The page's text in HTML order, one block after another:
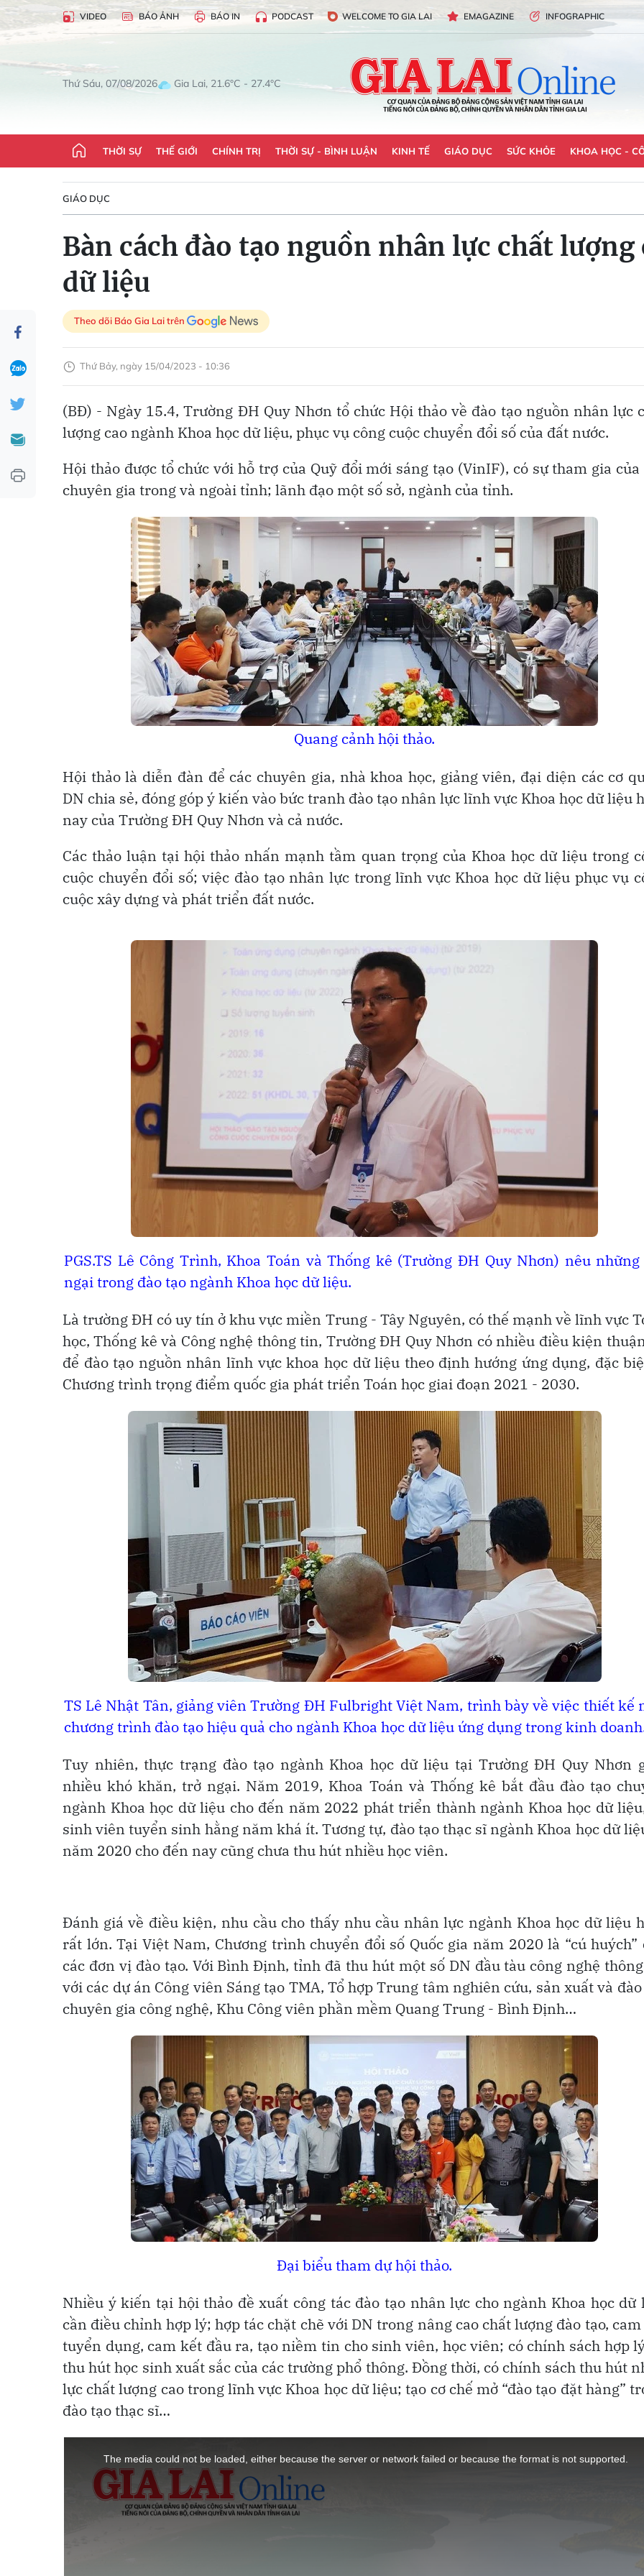
VIDEO BÁO ẢNH BÁO IN PODCAST WELCOME TO GIA LAI EMAGAZINE INFOGRAPHIC
Thứ Sáu, 07/08/2026 Gia Lai, 21.6°C - 27.4°C
THỜI SỰ THẾ GIỚI CHÍNH TRỊ THỜI SỰ - BÌNH LUẬN KINH TẾ GIÁO DỤC SỨC KHỎE KHOA HỌC -
GIÁO DỤC
Bàn cách đào tạo nguồn nhân lực chất lượng
dữ liệu
Theo dõi Báo Gia Lai trên
Thứ Bảy, ngày 15/04/2023 - 10:36
(BĐ) - Ngày 15.4, Trường ĐH Quy Nhơn tổ chức Hội thảo về đào tạo nguồn nhân lực
lượng cao ngành Khoa học dữ liệu, phục vụ công cuộc chuyển đổi số của đất nước.
Hội thảo được tổ chức với hỗ trợ của Quỹ đổi mới sáng tạo (VinIF), có sự tham gia của
chuyên gia trong và ngoài tỉnh; lãnh đạo một số sở, ngành của tỉnh.
Quang cảnh hội thảo.
Hội thảo là diễn đàn để các chuyên gia, nhà khoa học, giảng viên, đại diện các cơ
DN chia sẻ, đóng góp ý kiến vào bức tranh đào tạo nhân lực lĩnh vực Khoa học dữ liệu
nay của Trường ĐH Quy Nhơn và cả nước.
Các thảo luận tại hội thảo nhấn mạnh tầm quan trọng của Khoa học dữ liệu trong
cuộc chuyển đổi số; việc đào tạo nhân lực trong lĩnh vực Khoa học dữ liệu phục vụ
cuộc xây dựng và phát triển đất nước.
PGS.TS Lê Công Trình, Khoa Toán và Thống kê (Trường ĐH Quy Nhơn) nêu
ngại trong đào tạo ngành Khoa học dữ liệu.
Là trường ĐH có uy tín ở khu vực miền Trung - Tây Nguyên, có thế mạnh về lĩnh vực
học, Thống kê và Công nghệ thông tin, Trường ĐH Quy Nhơn có nhiều điều kiện
để đào tạo nguồn nhân lĩnh vực khoa học dữ liệu theo định hướng ứng dụng, đặc
Chương trình trọng điểm quốc gia phát triển Toán học giai đoạn 2021 - 2030.
TS Lê Nhật Tân, giảng viên Trường ĐH Fulbright Việt Nam, trình bày về việc thiết kế
chương trình đào tạo hiệu quả cho ngành Khoa học dữ liệu ứng dụng trong kinh
Tuy nhiên, thực trạng đào tạo ngành Khoa học dữ liệu tại Trường ĐH Quy Nhơn
nhiều khó khăn, trở ngại. Năm 2019, Khoa Toán và Thống kê bắt đầu đào tạo
ngành Khoa học dữ liệu cho đến năm 2022 phát triển thành ngành Khoa học dữ
sinh viên tuyển sinh hằng năm khá ít. Tương tự, đào tạo thạc sĩ ngành Khoa học dữ
năm 2020 cho đến nay cũng chưa thu hút nhiều học viên.
Đánh giá về điều kiện, nhu cầu cho thấy nhu cầu nhân lực ngành Khoa học dữ liệu
rất lớn. Tại Việt Nam, Chương trình chuyển đổi số Quốc gia năm 2020 là “cú huých”
các đơn vị đào tạo. Với Bình Định, tỉnh đã thu hút một số DN đầu tàu công nghệ
với các dự án Công viên Sáng tạo TMA, Tổ hợp Trung tâm nghiên cứu, sản xuất và
chuyên gia công nghệ, Khu Công viên phần mềm Quang Trung - Bình Định…
Đại biểu tham dự hội thảo.
Nhiều ý kiến tại hội thảo đề xuất công tác đào tạo nhân lực cho ngành Khoa học dữ
cần điều chỉnh hợp lý; hợp tác chặt chẽ với DN trong nâng cao chất lượng đào tạo,
tuyển dụng, cam kết đầu ra, tạo niềm tin cho sinh viên, học viên; có chính sách hợp
thu hút học sinh xuất sắc của các trường phổ thông. Đồng thời, có chính sách thu hút
lực chất lượng cao trong lĩnh vực Khoa học dữ liệu; tạo cơ chế mở “đào tạo đặt hàng”
đào tạo thạc sĩ…
The media could not be loaded, either because the server or network failed or because the format is not supported.